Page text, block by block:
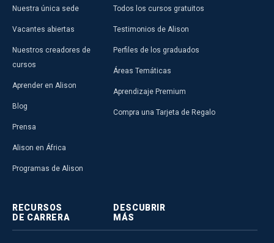
Nuestra única sede
Vacantes abiertas
Nuestros creadores de
cursos
Aprender en Alison
Blog
Prensa
Alison en África
Programas de Alison
Todos los cursos gratuitos
Testimonios de Alison
Perfiles de los graduados
Áreas Temáticas
Aprendizaje Premium
Compra una Tarjeta de Regalo
RECURSOS
DE CARRERA
DESCUBRIR
MÁS